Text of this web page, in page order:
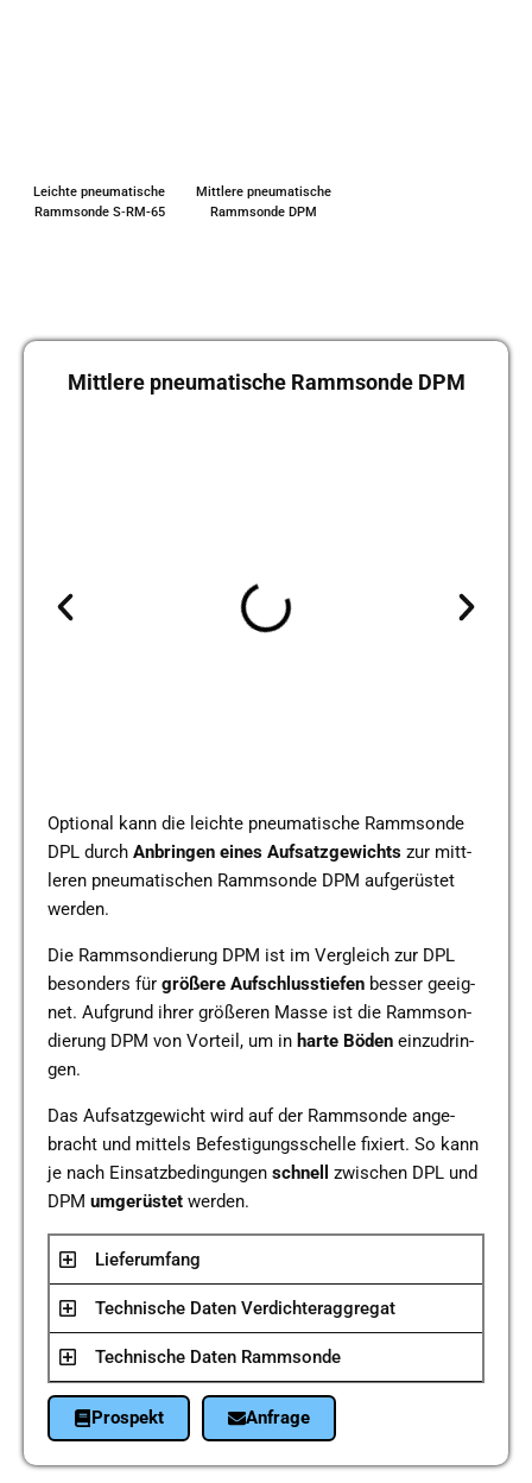
Leich­te pneu­ma­ti­sche
Ramm­son­de S‑RM-65
Mitt­le­re pneu­ma­ti­sche
Ramm­son­de DPM
Mitt­le­re pneu­ma­ti­sche Ramm­son­de DPM
Optio­nal kann die leich­te pneu­ma­ti­sche Ramm­son­de
DPL durch Anbrin­gen eines Auf­satz­ge­wichts zur mitt­
le­ren pneu­ma­ti­schen Ramm­son­de DPM auf­ge­rüs­tet
werden.
Die Ramm­son­die­rung DPM ist im Ver­gleich zur DPL
beson­ders für grö­ße­re Auf­schluss­tie­fen besser geeig­
net. Auf­grund ihrer grö­ße­ren Masse ist die Ramm­son­
die­rung DPM von Vor­teil, um in harte Böden ein­zu­drin­
gen.
Das Auf­satz­ge­wicht wird auf der Ramm­son­de ange­
bracht und mit­tels Befes­ti­gungs­schel­le fixiert. So kann
je nach Ein­satz­be­din­gun­gen schnell
zwi­schen DPL und
DPM umge­rüs­tet werden.
Lie­fer­um­fang
Tech­ni­sche Daten Ver­dich­ter­ag­gre­gat
Tech­ni­sche Daten Ramm­son­de
Pro­spekt Anfra­ge